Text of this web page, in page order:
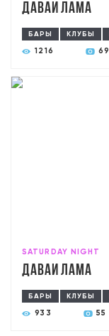
Давай лама
БАРЫ КЛУБЫ
1216 69
SATURDAY NIGHT
Давай лама
БАРЫ КЛУБЫ
933 55